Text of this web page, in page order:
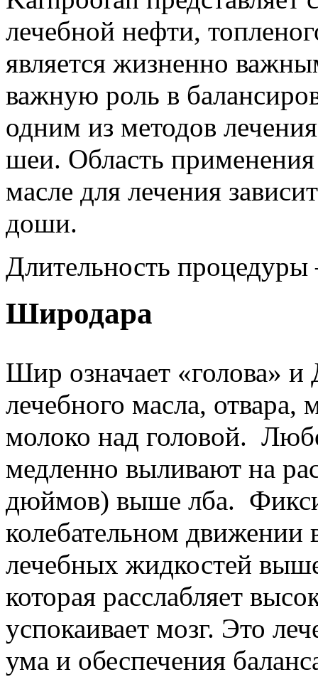
лечебной нефти,
является жизненно
важную роль в
одним из методов
шеи. Область
масле для лечения
доши.
Длительность
Широдара
Шир означает «голова» и
лечебного масла,
молоко над головой.
медленно выливают на
дюймов) выше лба.
колебательном движении
лечебных жидкостей
которая расслабляет
успокаивает мозг. Это
ума и обеспечения